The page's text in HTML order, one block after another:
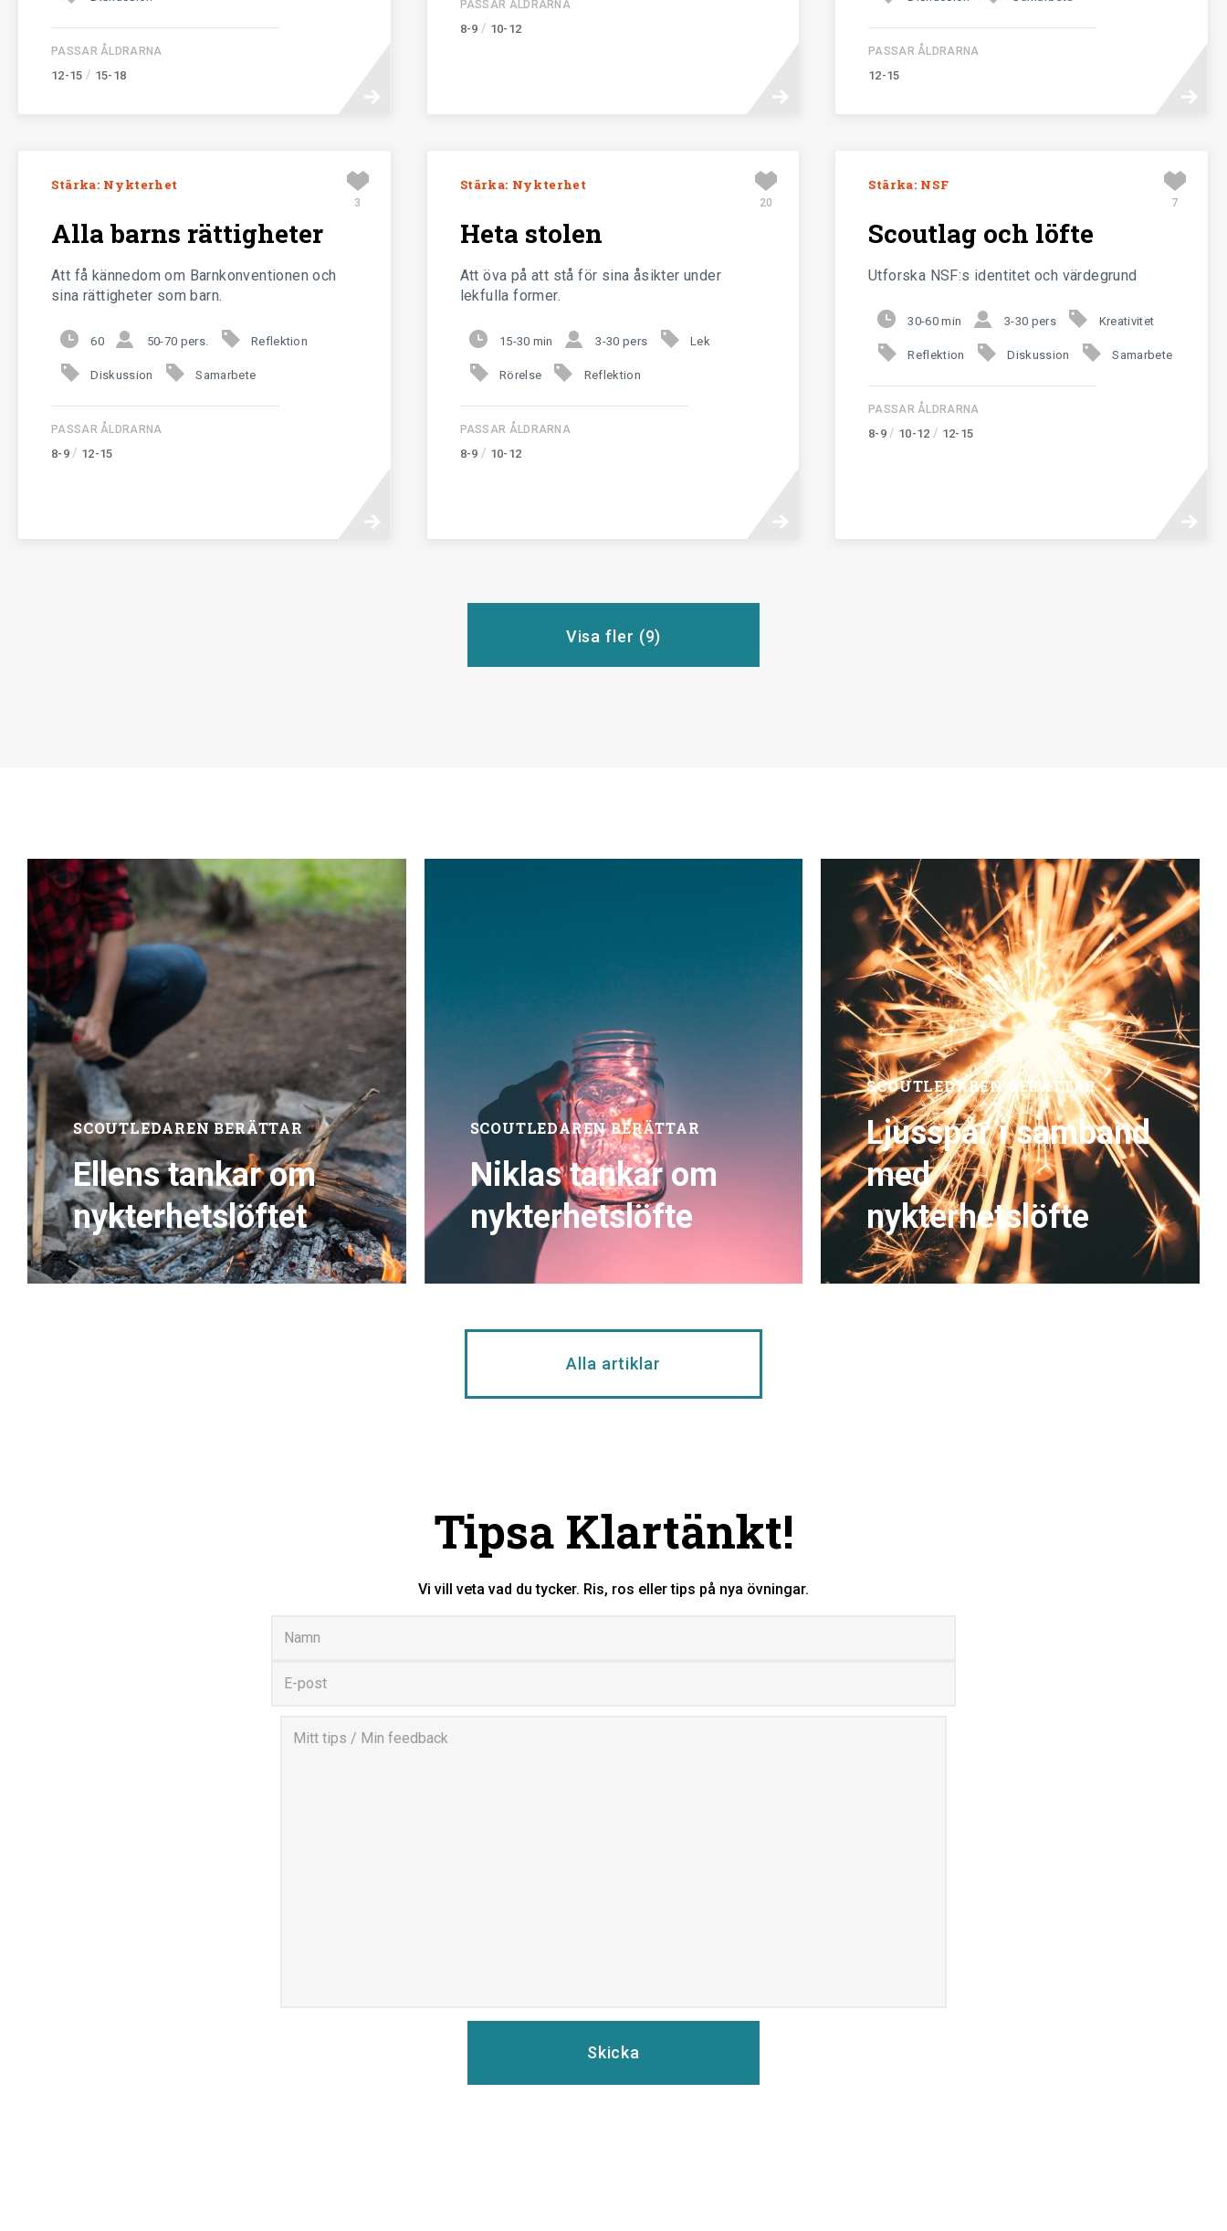
PASSAR ÅLDRARNA
12-15 / 15-18
PASSAR ÅLDRARNA
8-9 / 10-12
PASSAR ÅLDRARNA
12-15
Stärka: Nykterhet
3
Alla barns rättigheter
Att få kännedom om Barnkonventionen och
sina rättigheter som barn.
60 50-70 pers. Reflektion
Diskussion Samarbete
PASSAR ÅLDRARNA
8-9 / 12-15
Stärka: Nykterhet
20
Heta stolen
Att öva på att stå för sina åsikter under
lekfulla former.
15-30 min 3-30 pers Lek
Rörelse Reflektion
PASSAR ÅLDRARNA
8-9 / 10-12
Stärka: NSF
7
Scoutlag och löfte
Utforska NSF:s identitet och värdegrund
30-60 min 3-30 pers Kreativitet
Reflektion Diskussion Samarbete
PASSAR ÅLDRARNA
8-9 / 10-12 / 12-15
Visa fler (9)
Ellens tankar om
nykterhetslöftet
SCOUTLEDAREN BERÄTTAR
Niklas tankar om
nykterhetslöfte
SCOUTLEDAREN BERÄTTAR
Ljusspår i samband
med
nykterhetslöfte
SCOUTLEDAREN BERÄTTAR
Alla artiklar
Tipsa Klartänkt!
Vi vill veta vad du tycker. Ris, ros eller tips på nya övningar.